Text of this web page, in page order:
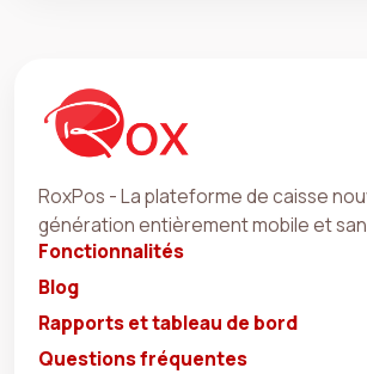
RoxPos - La plateforme de caisse
génération entièrement mobile et
Fonctionnalités
Blog
Rapports et tableau de bord
Questions fréquentes